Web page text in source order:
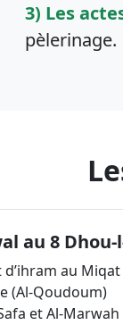
3) Les
pèlerinage.
au 8
au Miqat
(Al-Qoudoum)
et Al-Marwah